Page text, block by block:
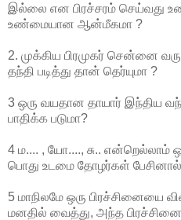
இல்லை என பிரச்சரம் செய்வது
உண்மையான ஆன்மீகமா ?
2. முக்கிய பிரமுகர் சென்னை
தந்தி படித்து தான் தெர்யுமா ?
3 ஒரு வயதான தாயார் இந்திய
பாதிக்க படுமா?
4 ம.... , யோ...., சு.. என்றெல்லாம்
பொது உடமை தோழர்கள்
5 மாநிலமே ஒரு பிரச்சினையை
மனதில் வைத்து, அந்த